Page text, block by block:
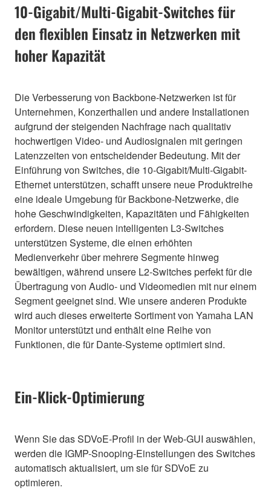
10-Gigabit/Multi-Gigabit-Switches für
den flexiblen Einsatz in Netzwerken mit
hoher Kapazität
Die Verbesserung von Backbone-Netzwerken ist für
Unternehmen, Konzerthallen und andere Installationen
aufgrund der steigenden Nachfrage nach qualitativ
hochwertigen Video- und Audiosignalen mit geringen
Latenzzeiten von entscheidender Bedeutung. Mit der
Einführung von Switches, die 10-Gigabit/Multi-Gigabit-
Ethernet unterstützen, schafft unsere neue Produktreihe
eine ideale Umgebung für Backbone-Netzwerke, die
hohe Geschwindigkeiten, Kapazitäten und Fähigkeiten
erfordern. Diese neuen intelligenten L3-Switches
unterstützen Systeme, die einen erhöhten
Medienverkehr über mehrere Segmente hinweg
bewältigen, während unsere L2-Switches perfekt für die
Übertragung von Audio- und Videomedien mit nur einem
Segment geeignet sind. Wie unsere anderen Produkte
wird auch dieses erweiterte Sortiment von Yamaha LAN
Monitor unterstützt und enthält eine Reihe von
Funktionen, die für Dante-Systeme optimiert sind.
Ein-Klick-Optimierung
Wenn Sie das SDVoE-Profil in der Web-GUI auswählen,
werden die IGMP-Snooping-Einstellungen des Switches
automatisch aktualisiert, um sie für SDVoE zu
optimieren.